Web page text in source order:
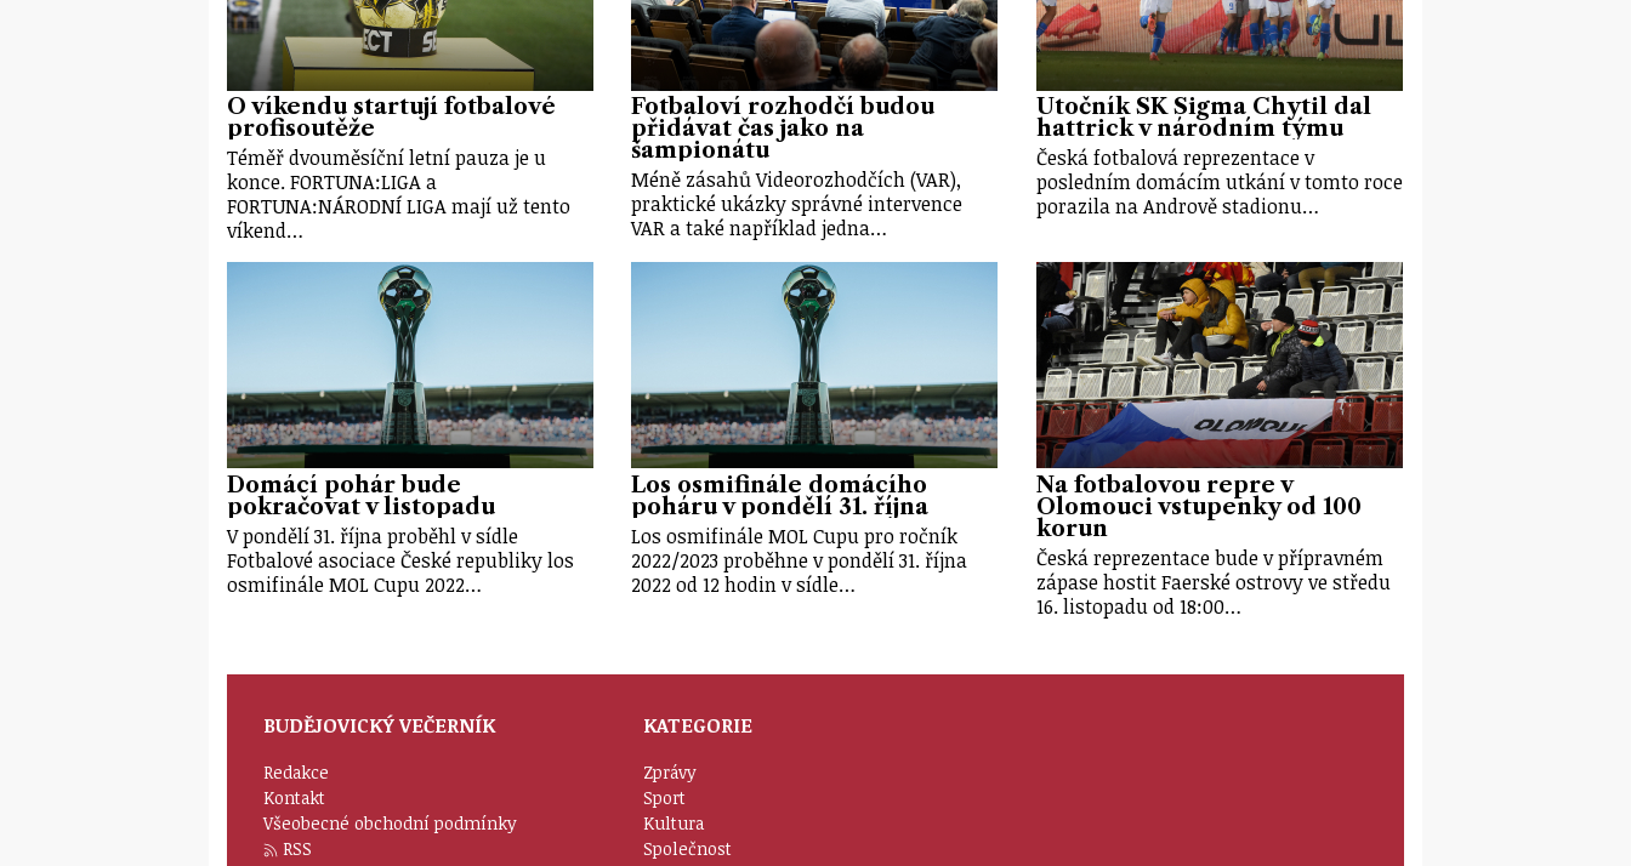
O víkendu startují fotbalové
profisoutěže
Téměř dvouměsíční letní pauza je u
konce. FORTUNA:LIGA a
FORTUNA:NÁRODNÍ LIGA mají už tento
víkend…
Fotbaloví rozhodčí budou
přidávat čas jako na
šampionátu
Méně zásahů Videorozhodčích (VAR),
praktické ukázky správné intervence
VAR a také například jedna…
Útočník SK Sigma Chytil dal
hattrick v národním týmu
Česká fotbalová reprezentace v
posledním domácím utkání v tomto roce
porazila na Andrově stadionu…
Domácí pohár bude
pokračovat v listopadu
V pondělí 31. října proběhl v sídle
Fotbalové asociace České republiky los
osmifinále MOL Cupu 2022…
Los osmifinále domácího
poháru v pondělí 31. října
Los osmifinále MOL Cupu pro ročník
2022/2023 proběhne v pondělí 31. října
2022 od 12 hodin v sídle…
Na fotbalovou repre v
Olomouci vstupenky od 100
korun
Česká reprezentace bude v přípravném
zápase hostit Faerské ostrovy ve středu
16. listopadu od 18:00…
BUDĚJOVICKÝ VEČERNÍK
Redakce
Kontakt
Všeobecné obchodní podmínky
RSS
KATEGORIE
Zprávy
Sport
Kultura
Společnost